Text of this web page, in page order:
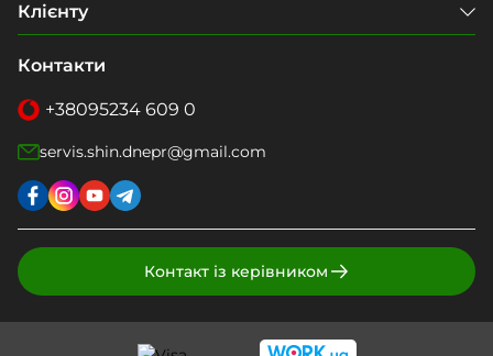
Клієнту
Контакти
+38095234 609 0
servis.shin.dnepr@gmail.com
Контакт із керівником